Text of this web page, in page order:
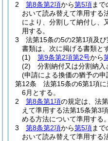
2
第8条第2項から第5項ま
おいて読み替えて準用する
により、分割して納付し、
用する。
3
法第15条の5の2第1項及
書類は、次に掲げる書類と
(1)
第9条第2項第2号から
(2)
分割納付又は分割納
(申請による換価の猶予の申
第12条
法第15条の6第1項に
6月とする。
2
第8条第1項の規定は、法
えて準用する法第15条第3
める方法について準用する。
3
第8条第2項から第5項ま
おいて読み替えて準用する